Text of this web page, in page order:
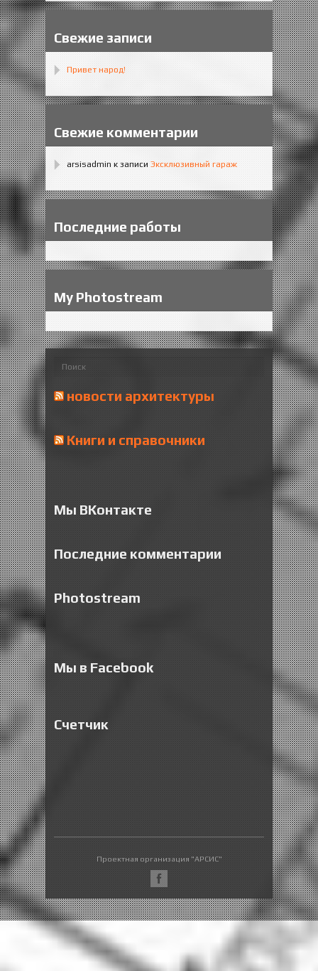
Свежие записи
Привет народ!
Свежие комментарии
arsisadmin к записи Эксклюзивный гараж
Последние работы
My Photostream
новости архитектуры
Книги и справочники
Мы ВКонтакте
Последние комментарии
Photostream
Мы в Facebook
Счетчик
Проектная организация "АРСИС"